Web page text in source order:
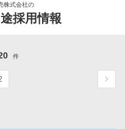
株式会社の
採用情報
件